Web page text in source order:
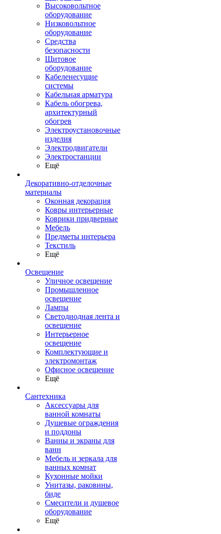
Высоковольтное
оборудование
Низковольтное
оборудование
Средства
безопасности
Щитовое
оборудование
Кабеленесущие
системы
Кабельная арматура
Кабель обогрева,
архитектурный
обогрев
Электроустановочные
изделия
Электродвигатели
Электростанции
Ещё
Декоративно-отделочные
материалы
Оконная декорация
Ковры интерьерные
Коврики придверные
Мебель
Предметы интерьера
Текстиль
Ещё
Освещение
Уличное освещение
Промышленное
освещение
Лампы
Светодиодная лента и
освещение
Интерьерное
освещение
Комплектующие и
электромонтаж
Офисное освещение
Ещё
Сантехника
Аксессуары для
ванной комнаты
Душевые ограждения
и поддоны
Ванны и экраны для
ванн
Мебель и зеркала для
ванных комнат
Кухонные мойки
Унитазы, раковины,
биде
Смесители и душевое
оборудование
Ещё